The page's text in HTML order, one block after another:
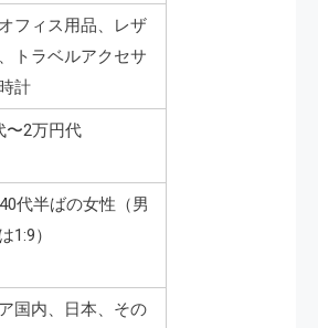
フィス用品、レザ
トラベルアクセサ
計
〜2万円代
代半ばの女性（男
1:9）
国内、日本、その